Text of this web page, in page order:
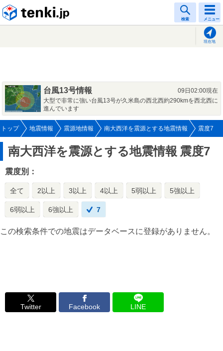
検索 メニュー
現在地
台風13号情報
09日02:00現在
大型で非常に強い台風13号が久米島の西北西約290kmを西北西に
進んでいます
トップ 地震情報 震源地情報 南大西洋を震源とする地震情報 震度7
南大西洋を震源とする地震情報 震度7
震度別：
全て 2以上 3以上 4以上 5弱以上 5強以上
6弱以上 6強以上 7
この検索条件での地震はデータベースに登録がありません。
Twitter Facebook LINE